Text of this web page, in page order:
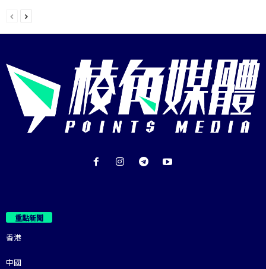
重點新聞
香港
中國